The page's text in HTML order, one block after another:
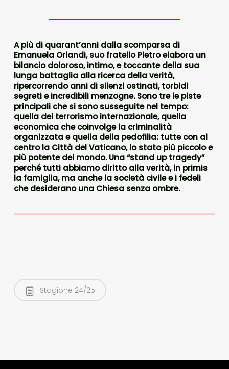
A più di quarant’anni dalla scomparsa di
Emanuela Orlandi, suo fratello Pietro elabora un
bilancio doloroso, intimo, e toccante della sua
lunga battaglia alla ricerca della verità,
ripercorrendo anni di silenzi ostinati, torbidi
segreti e incredibili menzogne. Sono tre le piste
principali che si sono susseguite nel tempo:
quella del terrorismo internazionale, quella
economica che coinvolge la criminalità
organizzata e quella della pedofilia: tutte con al
centro la Città del Vaticano, lo stato più piccolo e
più potente del mondo. Una “stand up tragedy”
perché tutti abbiamo diritto alla verità, in primis
la famiglia, ma anche la società civile e i fedeli
che desiderano una Chiesa senza ombre.
Stagione 24/25